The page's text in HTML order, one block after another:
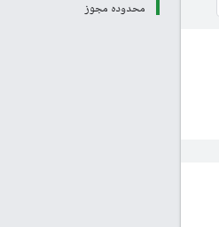
محدوده مجوز